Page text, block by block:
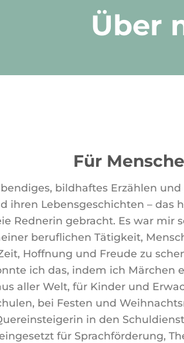
Über
Für
bildhaftes Erzählen
ihren Lebensgeschichten – das
Rednerin gebracht. Es war mir
beruflichen Tätigkeit,
Hoffnung und Freude zu
ich das, indem ich Märchen
aller Welt, für Kinder und
bei Festen und
in den
für Sprachförderung,